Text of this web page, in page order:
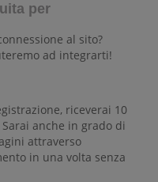
per
al sito?
ad integrarti!
riceverai 10
anche in grado di
attraverso
in una volta senza